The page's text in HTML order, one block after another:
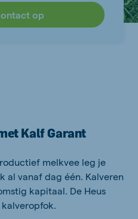
op
Kalf Garant
melkvee leg je
al vanaf dag één. Kalveren
kapitaal. De Heus